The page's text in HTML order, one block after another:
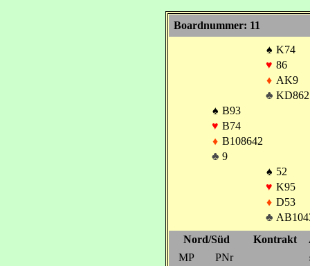
Boardnummer: 11
♠ K74
♥ 86
♦ AK9
♣ KD862
♠ B93
♥ B74
♦ B108642
♣ 9
♠ 52
♥ K95
♦ D53
♣
Nord/Süd
Kontrakt
MP
PNr